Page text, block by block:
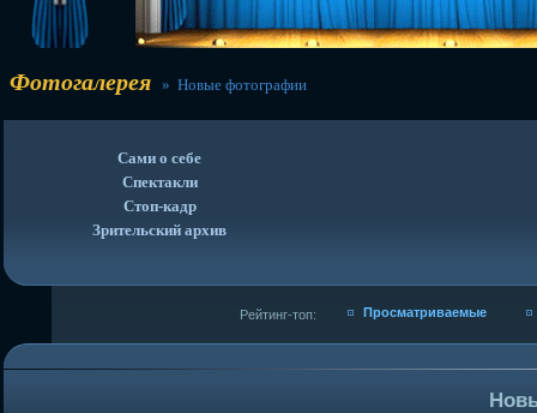
Фотогалерея » Новые фотографии
Сами о себе
Спектакли
Стоп-кадр
Зрительский архив
Рейтинг-топ: Просматриваемые